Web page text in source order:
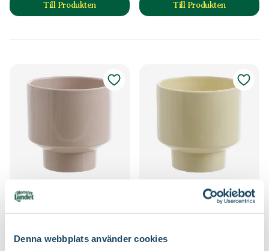
Denna webbplats använder cookies
Till Produkten
till Kruka Alwa produktsida
Till Produkten
till Kruka Alyssa
Kruka Amie
6990
Online
Fåtal i lager
Finns i flera varianter
Från 5990
Online